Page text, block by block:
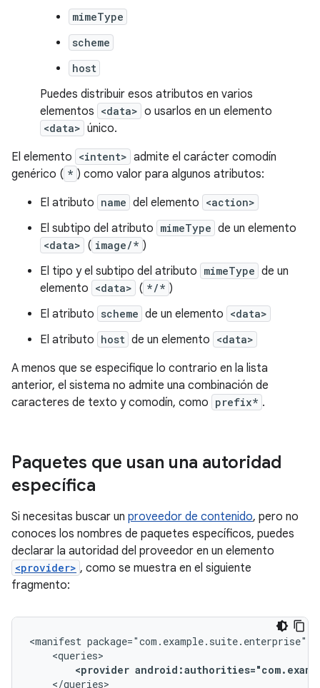
mimeType
scheme
host
Puedes distribuir esos atributos en varios
elementos <data> o usarlos en un elemento
<data> único.
El elemento <intent> admite el carácter comodín
genérico ( * ) como valor para algunos atributos:
El atributo name del elemento <action>
El subtipo del atributo mimeType de un elemento
<data> ( image/* )
El tipo y el subtipo del atributo mimeType de un
elemento <data> ( */* )
El atributo scheme de un elemento <data>
El atributo host de un elemento <data>
A menos que se especifique lo contrario en la lista
anterior, el sistema no admite una combinación de
caracteres de texto y comodín, como prefix* .
Paquetes que usan una autoridad
específica
Si necesitas buscar un proveedor de contenido, pero no
conoces los nombres de paquetes específicos, puedes
declarar la autoridad del proveedor en un elemento
<provider> , como se muestra en el siguiente
fragmento:
<manifest
<provider